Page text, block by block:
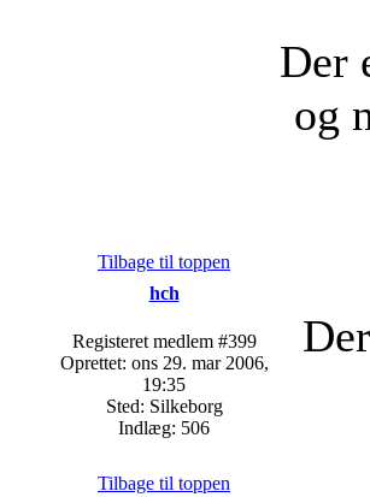
Der
og
Tilbage til toppen
hch
Registeret medlem #399
Oprettet: ons 29. mar 2006,
19:35
Sted: Silkeborg
Indlæg: 506
Tilbage til toppen